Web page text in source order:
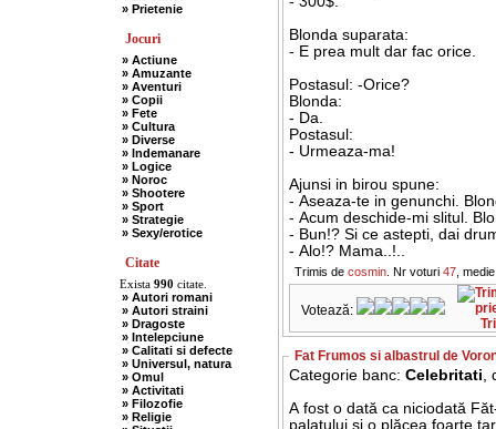
» Prietenie
Jocuri
» Actiune
» Amuzante
» Aventuri
» Copii
» Fete
» Cultura
» Diverse
» Indemanare
» Logice
» Noroc
» Shootere
» Sport
» Strategie
» Sexy/erotice
Citate
Exista 990 citate.
» Autori romani
» Autori straini
» Dragoste
» Intelepciune
» Calitati si defecte
» Universul, natura
» Omul
» Activitati
» Filozofie
» Religie
Blonda suparata:
- E prea mult dar fac orice.
Postasul: -Orice?
Blonda:
- Da.
Postasul:
- Urmeaza-ma!
Ajunsi in birou spune:
- Aseaza-te in genunchi.
- Acum deschide-mi slitul.
- Bun!? Si ce astepti, dai
- Alo!? Mama..!..
Trimis de cosmin. Nr voturi 47,
Votează:
Fat Frumos si albastrul de
Categorie banc: Celebritati,
A fost o dată ca niciodată
palatului şi o plăcea foarte